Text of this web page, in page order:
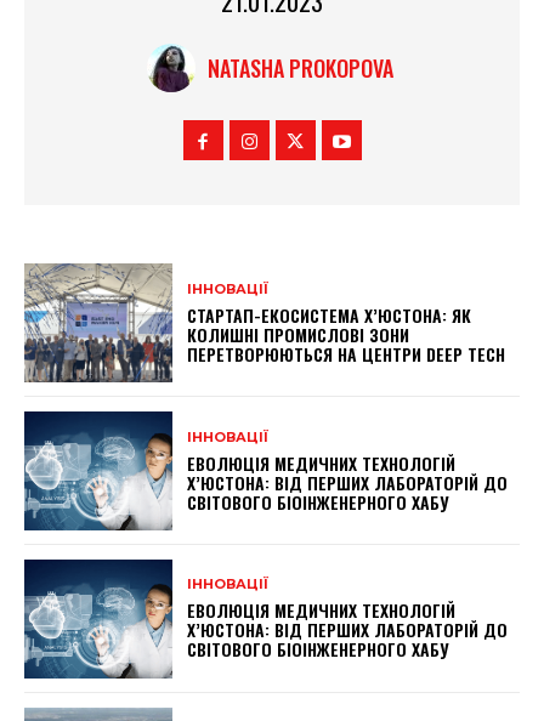
NATASHA PROKOPOVA
ІННОВАЦІЇ
СТАРТАП-ЕКОСИСТЕМА Х’ЮСТОНА: ЯК
КОЛИШНІ ПРОМИСЛОВІ ЗОНИ
ПЕРЕТВОРЮЮТЬСЯ НА ЦЕНТРИ DEEP TECH
ІННОВАЦІЇ
ЕВОЛЮЦІЯ МЕДИЧНИХ ТЕХНОЛОГІЙ
Х’ЮСТОНА: ВІД ПЕРШИХ ЛАБОРАТОРІЙ ДО
СВІТОВОГО БІОІНЖЕНЕРНОГО ХАБУ
ІННОВАЦІЇ
ЕВОЛЮЦІЯ МЕДИЧНИХ ТЕХНОЛОГІЙ
Х’ЮСТОНА: ВІД ПЕРШИХ ЛАБОРАТОРІЙ ДО
СВІТОВОГО БІОІНЖЕНЕРНОГО ХАБУ